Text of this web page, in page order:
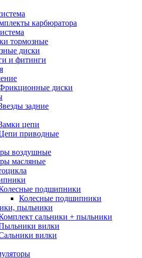
карбюратора
тормозные
диски
и фитинги
диски
задние
цепи
приводные
воздушные
масляные
подшипники
Колесные подшипники
пыльники
сальники + пыльники
вилки
вилки